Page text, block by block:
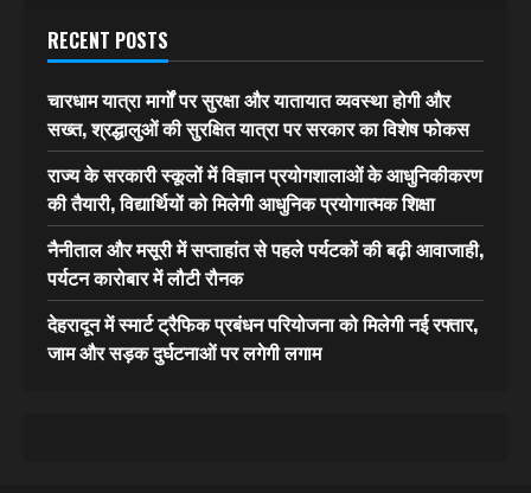
RECENT POSTS
चारधाम यात्रा मार्गों पर सुरक्षा और यातायात व्यवस्था होगी और
सख्त, श्रद्धालुओं की सुरक्षित यात्रा पर सरकार का विशेष फोकस
राज्य के सरकारी स्कूलों में विज्ञान प्रयोगशालाओं के आधुनिकीकरण
की तैयारी, विद्यार्थियों को मिलेगी आधुनिक प्रयोगात्मक शिक्षा
नैनीताल और मसूरी में सप्ताहांत से पहले पर्यटकों की बढ़ी आवाजाही,
पर्यटन कारोबार में लौटी रौनक
देहरादून में स्मार्ट ट्रैफिक प्रबंधन परियोजना को मिलेगी नई रफ्तार,
जाम और सड़क दुर्घटनाओं पर लगेगी लगाम